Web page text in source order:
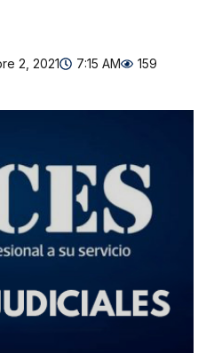
2, 2021 7:15 AM 159